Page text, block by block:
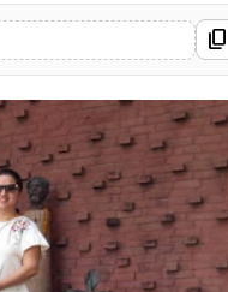
content_copy